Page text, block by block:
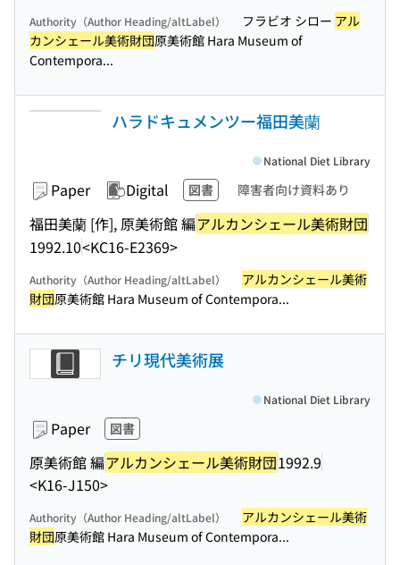
Authority（Author Heading/altLabel） フラビオ シロー アル
カンシェール美術財団原美術館 Hara Museum of
Contempora...
ハラドキュメンツー福田美蘭
Paper Digital 図書 障害者向け資料あり
福田美蘭 [作], 原美術館 編アルカンシェール美術財団
1992.10<KC16-E2369>
National Diet Library
Authority（Author Heading/altLabel）
アルカンシェール美術
財団原美術館 Hara Museum of Contempora...
チリ現代美術展
Paper 図書
原美術館 編アルカンシェール美術財団1992.9
<K16-J150>
National Diet Library
Authority（Author Heading/altLabel）
アルカンシェール美術
財団原美術館 Hara Museum of Contempora...